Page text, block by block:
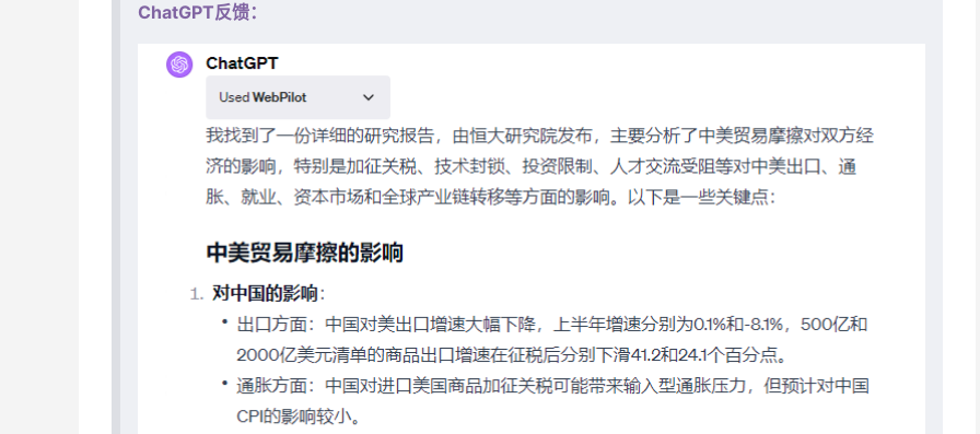
ChatGPT反馈：